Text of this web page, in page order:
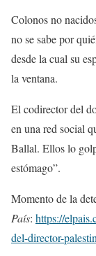
Colonos no
no se sabe por
desde la cual su
la ventana.
El codirector del
en una red social
Ballal. Ellos lo
estómago”.
Momento de la
País: https://
del-director-